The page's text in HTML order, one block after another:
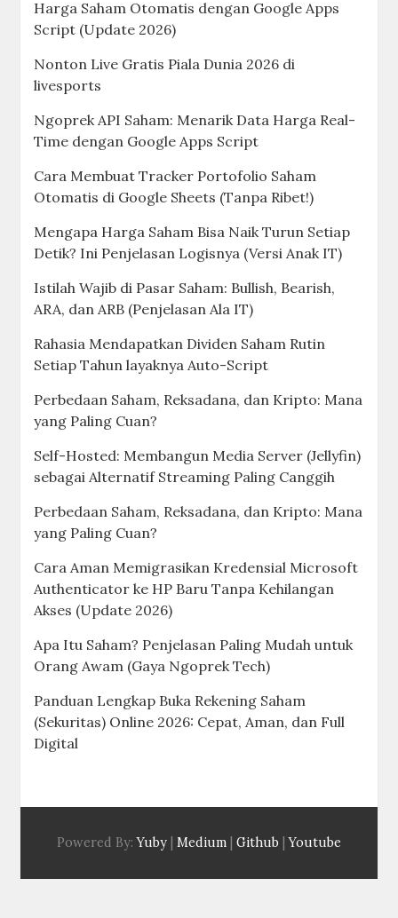
yang Paling Cuan?
Self-Hosted: Membangun Media Server (Jellyfin)
sebagai Alternatif Streaming Paling Canggih
Perbedaan Saham, Reksadana, dan Kripto: Mana
yang Paling Cuan?
Cara Aman Memigrasikan Kredensial Microsoft
Authenticator ke HP Baru Tanpa Kehilangan
Akses (Update 2026)
Apa Itu Saham? Penjelasan Paling Mudah untuk
Orang Awam (Gaya Ngoprek Tech)
Panduan Lengkap Buka Rekening Saham
(Sekuritas) Online 2026: Cepat, Aman, dan Full
Powered By:Yuby